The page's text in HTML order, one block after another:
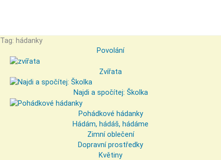
Tag: hádanky
Povolání
Zvířata
Najdi a spočítej: Školka
Pohádkové hádanky
Hádám, hádáš, hádáme
Zimní oblečení
Dopravní prostředky
Květiny